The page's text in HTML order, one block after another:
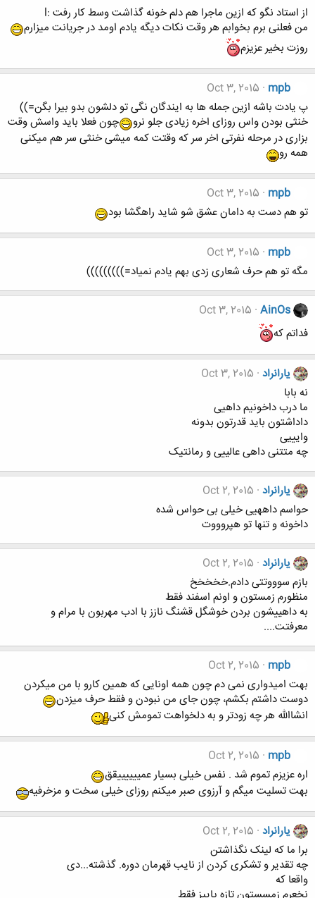
از استاد نگو که ازین ماجرا هم دلم خونه گذاشت وسط کار رفت :l
من فعلنی برم بخوابم هر وقت نکات دیگه یادم اومد در جریانت میزارم
روزت بخیر عزیزم
mpb
Oct 3, 2015
پ یادت باشه ازین جمله ها به ایندگان نگی تو دلشون بدو بیرا بگن=))
خنثی بودن واس روزای اخره زیادی جلو نرو
چون فعلا باید واسش وقت
بزاری در مرحله نفرتی اخر سر که وقتت کمه میشی خنثی سر هم میکنی
همه رو
mpb
Oct 3, 2015
تو هم دست به دامان عشق شو شاید راهگشا بود
mpb
Oct 3, 2015
مگه تو هم حرف شعاری زدی بهم یادم نمیاد=)))))))))
AinOs
Oct 3, 2015
فداتم که
یارانراد Oct 3, 2015
نه بابا
ما درب داخونیم داهیی
داداشتون باید قدرتون بدونه
وایییی
چه متتنی داهی عالییی و رمانتیک
یارانراد Oct 2, 2015
حواسم داههیی خیلی بی حواس شده
داخونه و تنها تو هپروووت
یارانراد Oct 2, 2015
بازم سوووتتی دادم.خخخخخ
منظورم زمستون و اونم اسفند فقط
به داهییشون بردن خوشگل قشنگ نازز با ادب مهربون با مرام و
معرفتت....
mpb
Oct 2, 2015
بهت امیدواری نمی دم چون همه اونایی که همین کارو با من میکردن
دوست داشتم بکشم، چون جای من نبودن و فقط حرف میزدن
انشاالله هر چه زودتر و به دلخواهت تمومش کنی
mpb
Oct 2, 2015
اره عزیزم تموم شد . نفس خیلی بسیار عمییییییقق
بهت تسلیت میگم و آرزوی صبر میکنم روزای خیلی سخت و مزخرفیه
یارانراد Oct 2, 2015
برا ما که لینک نگذاشتن
چه تقدیر و تشکری کردن از نایب قهرمان دوره. گذشته...دی
واقعا که